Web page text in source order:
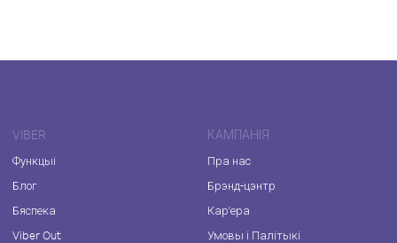
VIBER
Функцыі
Блог
Бяспека
Viber Out
КАМПАНІЯ
Пра нас
Брэнд-цэнтр
Кар'ера
Умовы і Палітыкі